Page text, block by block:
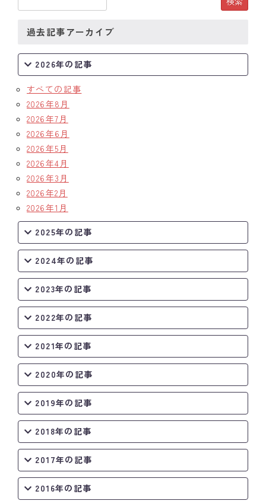
過去記事アーカイブ
2026年の記事
すべての記事
2026年8月
2026年7月
2026年6月
2026年5月
2026年4月
2026年3月
2026年2月
2026年1月
2025年の記事
2024年の記事
2023年の記事
2022年の記事
2021年の記事
2020年の記事
2019年の記事
2018年の記事
2017年の記事
2016年の記事